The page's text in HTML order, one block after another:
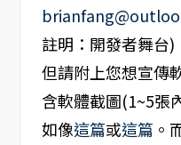
註明：開發者舞台)
但請附上您想宣傳
含軟體截圖(1~5張
如像這篇或這篇 。